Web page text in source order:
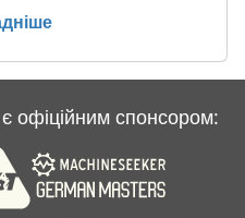
офіційним спонсором: